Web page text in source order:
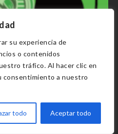
su experiencia de
o contenidos
tráfico. Al hacer clic en
consentimiento a nuestro
todo Aceptar todo
pedro M 31 03 2026